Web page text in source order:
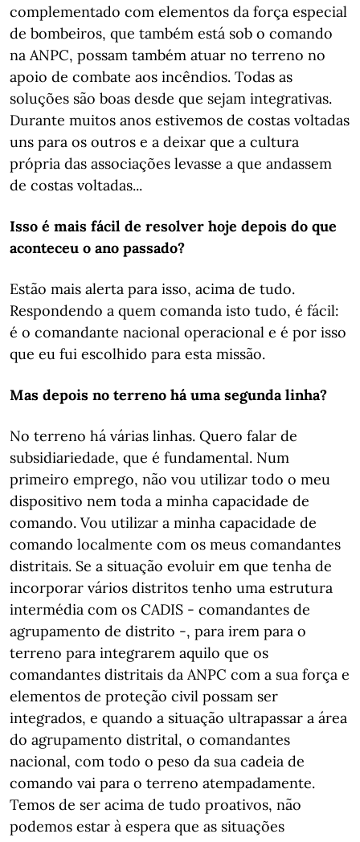
complementado com elementos da força especial
de bombeiros, que também está sob o comando
na ANPC, possam também atuar no terreno no
apoio de combate aos incêndios. Todas as
soluções são boas desde que sejam integrativas.
Durante muitos anos estivemos de costas voltadas
uns para os outros e a deixar que a cultura
própria das associações levasse a que andassem
de costas voltadas...
Isso é mais fácil de resolver hoje depois do que
aconteceu o ano passado?
Estão mais alerta para isso, acima de tudo.
Respondendo a quem comanda isto tudo, é fácil:
é o comandante nacional operacional e é por isso
que eu fui escolhido para esta missão.
Mas depois no terreno há uma segunda linha?
No terreno há várias linhas. Quero falar de
subsidiariedade, que é fundamental. Num
primeiro emprego, não vou utilizar todo o meu
dispositivo nem toda a minha capacidade de
comando. Vou utilizar a minha capacidade de
comando localmente com os meus comandantes
distritais. Se a situação evoluir em que tenha de
incorporar vários distritos tenho uma estrutura
intermédia com os CADIS - comandantes de
agrupamento de distrito -, para irem para o
terreno para integrarem aquilo que os
comandantes distritais da ANPC com a sua força e
elementos de proteção civil possam ser
integrados, e quando a situação ultrapassar a área
do agrupamento distrital, o comandantes
nacional, com todo o peso da sua cadeia de
comando vai para o terreno atempadamente.
Temos de ser acima de tudo proativos, não
podemos estar à espera que as situações